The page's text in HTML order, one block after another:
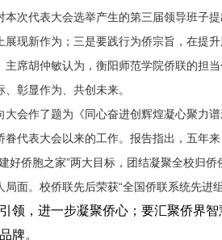
本次代表大会选举产生的第三届领导班子
现新作为；三是要践行为侨宗旨，在提升
主席胡仲敏认为，衡阳师范学院侨联的担
彰显作为、共创未来。
大会作了题为《同心奋进创辉煌凝心聚力
眷代表大会以来的工作。报告指出，五年
好侨胞之家”两大目标，团结凝聚全校归
面。校侨联先后荣获“全国侨联系统先进
领，进一步凝聚侨心；要汇聚侨界
牌。